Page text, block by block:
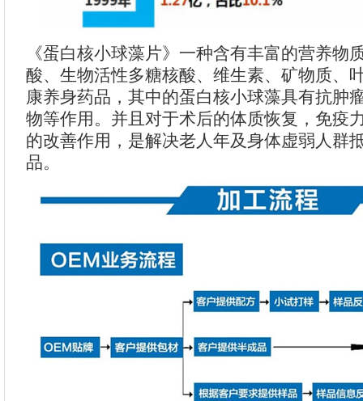
《蛋白核小球藻片》一种含有丰富的营养物
酸、生物活性多糖核酸、维生素、矿物质、
康养身药品，其中的蛋白核小球藻具有抗肿
物等作用。并且对于术后的体质恢复，免疫
的改善作用，是解决老人年及身体虚弱人群
品。